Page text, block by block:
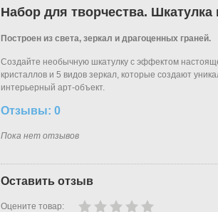
Набор для творчества. Шкатулка
Построен из света, зеркал и драгоценных граней.
Создайте необычную шкатулку с эффектом
кристаллов и 5 видов зеркал, которые создают
интерьерный арт-объект.
Отзывы: 0
Пока нет отзывов
Оставить отзыв
Оцените товар: